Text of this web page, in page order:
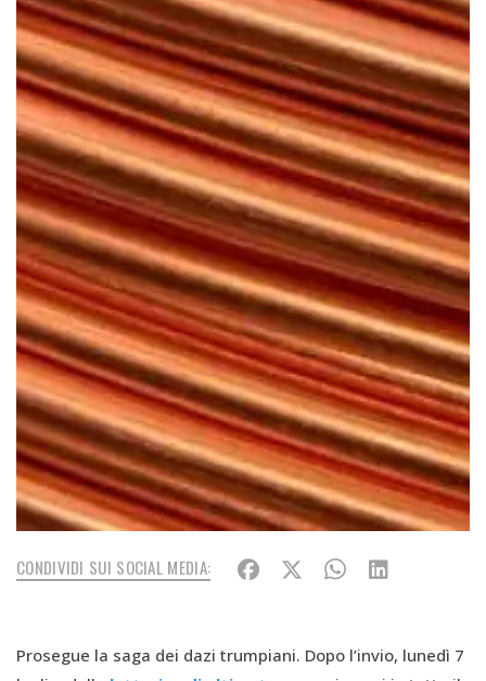
CONDIVIDI SUI SOCIAL MEDIA:
Prosegue la saga dei dazi trumpiani. Dopo l’invio, lunedì 7